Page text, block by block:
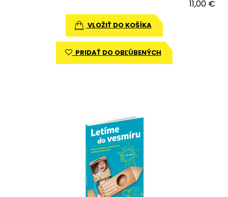
11,00 €
VLOŽIŤ DO KOŠÍKA
PRIDAŤ DO OBĽÚBENÝCH